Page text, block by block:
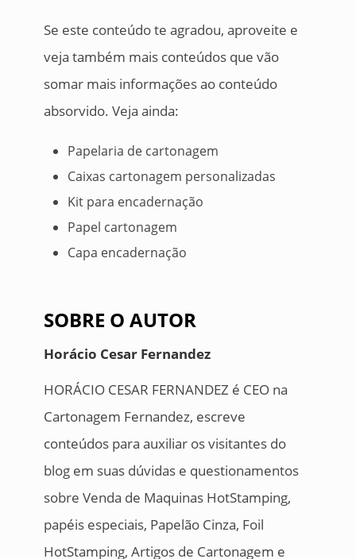
Se este conteúdo te agradou, aproveite e
veja também mais conteúdos que vão
somar mais informações ao conteúdo
absorvido. Veja ainda:
Papelaria de cartonagem
Caixas cartonagem personalizadas
Kit para encadernação
Papel cartonagem
Capa encadernação
SOBRE O AUTOR
Horácio Cesar Fernandez
HORÁCIO CESAR FERNANDEZ é CEO na
Cartonagem Fernandez, escreve
conteúdos para auxiliar os visitantes do
blog em suas dúvidas e questionamentos
sobre Venda de Maquinas HotStamping,
papéis especiais, Papelão Cinza, Foil
HotStamping, Artigos de Cartonagem e